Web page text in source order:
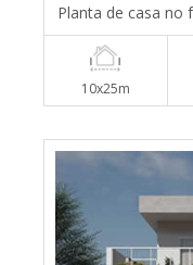
Planta de casa no
10x25m